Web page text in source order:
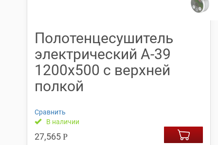
Полотенцесушитель
электрический А-39
1200х500 с верхней
полкой
Сравнить
В наличии
27,565 Р